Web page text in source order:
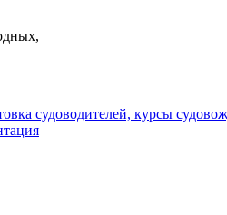
судоводителей, курсы